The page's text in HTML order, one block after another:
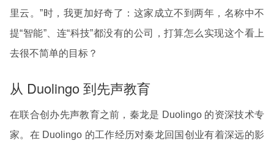
里云。”时，我更加好奇了：这家成立不到两年，名称中不
提“智能”、连“科技”都没有的公司，打算怎么实现这个看上
去很不简单的目标？
从 Duolingo 到先声教育
在联合创办先声教育之前，秦龙是 Duolingo 的资深技术专
家。在 Duolingo 的工作经历对秦龙回国创业有着深远的影